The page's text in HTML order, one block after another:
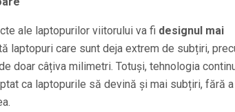
ale laptopurilor viitorului va fi designul mai
laptopuri care sunt deja extrem de subțiri,
doar câțiva milimetri. Totuși, tehnologia
ca laptopurile să devină și mai subțiri, fără a